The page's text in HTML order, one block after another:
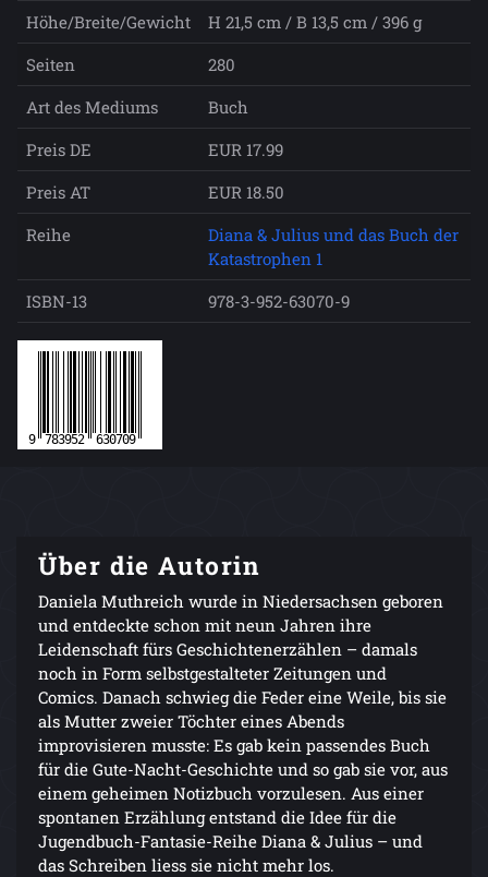
Höhe/Breite/Gewicht
H 21,5 cm / B 13,5 cm / 396 g
Seiten
280
Art des Mediums
Buch
Preis DE
EUR 17.99
Preis AT
EUR 18.50
Reihe
Diana & Julius und das Buch der
Katastrophen 1
ISBN-13
978-3-952-63070-9
Über die Autorin
Daniela Muthreich wurde in Niedersachsen geboren
und entdeckte schon mit neun Jahren ihre
Leidenschaft fürs Geschichtenerzählen – damals
noch in Form selbstgestalteter Zeitungen und
Comics. Danach schwieg die Feder eine Weile, bis sie
als Mutter zweier Töchter eines Abends
improvisieren musste: Es gab kein passendes Buch
für die Gute-Nacht-Geschichte und so gab sie vor, aus
einem geheimen Notizbuch vorzulesen. Aus einer
spontanen Erzählung entstand die Idee für die
Jugendbuch-Fantasie-Reihe Diana & Julius – und
das Schreiben liess sie nicht mehr los.